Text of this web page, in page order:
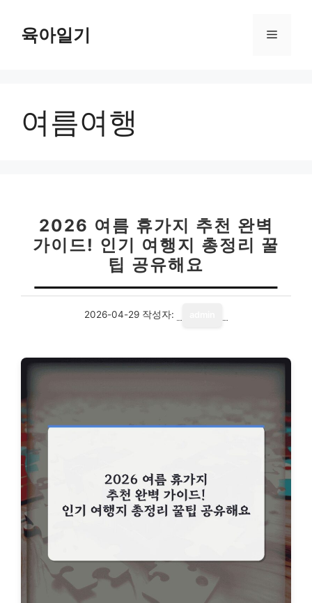
육아일기 메
여름여행
2026 여름 휴가지 추천 완벽
가이드! 인기 여행지 총정리 꿀
팁 공유해요
2026-04-29 작성자: